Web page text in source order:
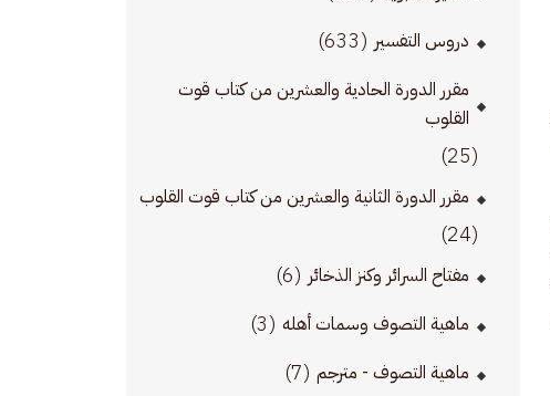
دروس التفسير (633)
مقرر الدورة الحادية والعشرين من كتاب قوت
القلوب
(25)
مقرر الدورة الثانية والعشرين من كتاب قوت القلوب
(24)
مفتاح السرائر وكنز الذخائر (6)
ماهية التصوف وسمات أهله (3)
ماهية التصوف - مترجم (7)